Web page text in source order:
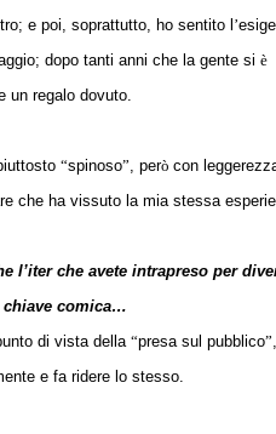
e poi, soprattutto, ho sentito l ’
dopo tanti anni che la gente si è
un regalo dovuto.
“spinoso” , però con
che ha vissuto la mia stessa
l’iter che avete intrapreso per
chiave comica…
di vista della “presa sul pubblico”
e fa ridere lo stesso.